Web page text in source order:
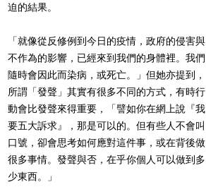
迫的結果。
「就像從反修例到今日的疫情，政府的侵害與
不作為的影響，已經來到我們的身體裡。我們
隨時會因此而染病，或死亡。」但她亦提到，
所謂「發聲」其實有很多不同的方式，有時行
動會比發聲來得重要，「譬如你在網上說『我
要五大訴求』，那是可以的。但有些人不會叫
口號，卻會思考如何應對這件事，或在背後做
很多事情。發聲與否，在乎你個人可以做到多
少東西。」